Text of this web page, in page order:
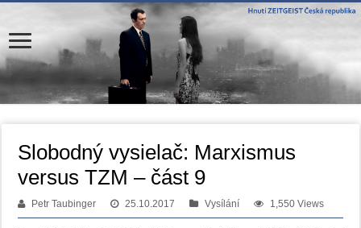
Slobodný vysielač: Marxismus
versus TZM – část 9
Petr Taubinger 25.10.2017 Vysílání 1,550 Views